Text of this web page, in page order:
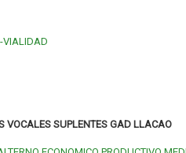
VIALIDAD
VOCALES SUPLENTES GAD LLACAO